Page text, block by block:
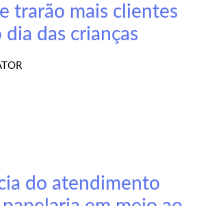
trarão mais clientes
das crianças
do atendimento